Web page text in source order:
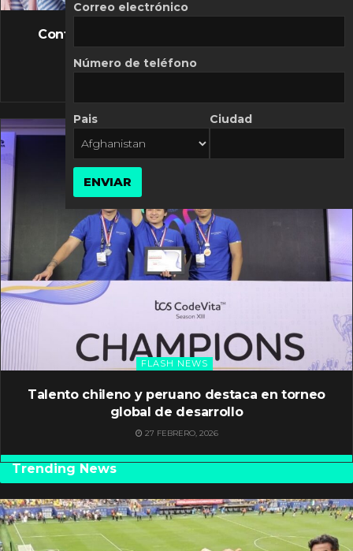
FLASH NEWS
Controversia de Mercado Libre por costos
10 MARZO, 2026
FLASH NEWS
Talento chileno y peruano destaca en torneo
global de desarrollo
27 FEBRERO, 2026
Trending News
Correo electrónico
Número de teléfono
Pais Ciudad
ENVIAR